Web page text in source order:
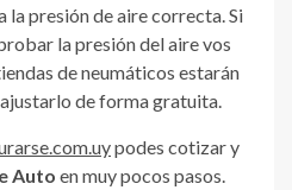
la presión de aire correcta. Si
la presión del aire vos
de neumáticos estarán
de forma gratuita.
podes cotizar y
Auto en muy pocos pasos.